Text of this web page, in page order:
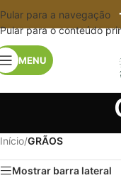
Pular para a navegação
Pular para o conteúdo
MENU
Início/GRÃOS
Mostrar barra lateral